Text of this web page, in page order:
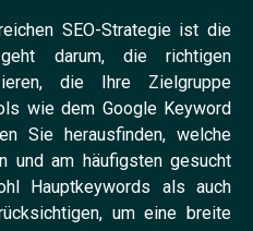
SEO-Strategie ist die
geht darum, die richtigen
die Ihre Zielgruppe
wie dem Google Keyword
Sie herausfinden, welche
und am häufigsten gesucht
Hauptkeywords als auch
um eine breite